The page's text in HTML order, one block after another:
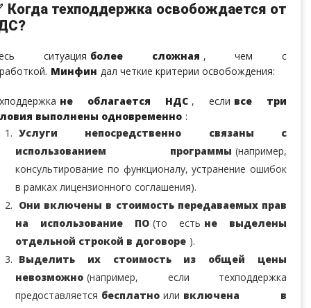
Когда техподдержка освобождается от
ситуация более сложная , чем с
Минфин дал четкие критерии освобождения:
не облагается НДС , если все три
выполнены одновременно :
Услуги непосредственно связаны с
использованием программы (например,
консультирование по функционалу, устранение ошибок
в рамках лицензионного соглашения).
Они включены в стоимость передаваемых прав
на использование ПО (то есть не выделены
отдельной строкой в договоре ).
Выделить их стоимость из общей цены
невозможно (например, если техподдержка
предоставляется бесплатно или включена в